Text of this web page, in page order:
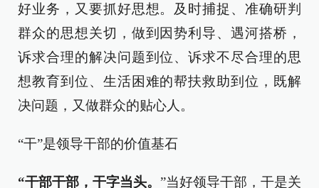
好业务，又要抓好思想。及时捕捉、准确研判
群众的思想关切，做到因势利导、遇河搭桥，
诉求合理的解决问题到位、诉求不尽合理的思
想教育到位、生活困难的帮扶救助到位，既解
决问题，又做群众的贴心人。
“干”是领导干部的价值基石
“干部干部，干字当头。 ”当好领导干部，干是关